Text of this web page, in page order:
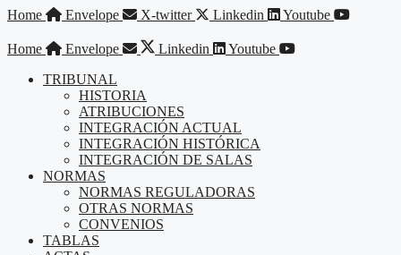
Saltar
contenido
Home Envelope X-twitter Linkedin Youtube
Home Envelope Linkedin
Youtube
TRIBUNAL
HISTORIA
ATRIBUCIONES
INTEGRACIÓN ACTUAL
INTEGRACIÓN HISTÓRICA
INTEGRACIÓN DE SALAS
NORMAS
NORMAS REGULADORAS
OTRAS NORMAS
CONVENIOS
TABLAS